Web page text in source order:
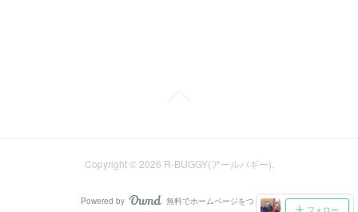
フォロー
Copyright © 2026 R-BUGGY(アールバギー)
Powered by AmebaOwnd
無料でホームページをつくろう